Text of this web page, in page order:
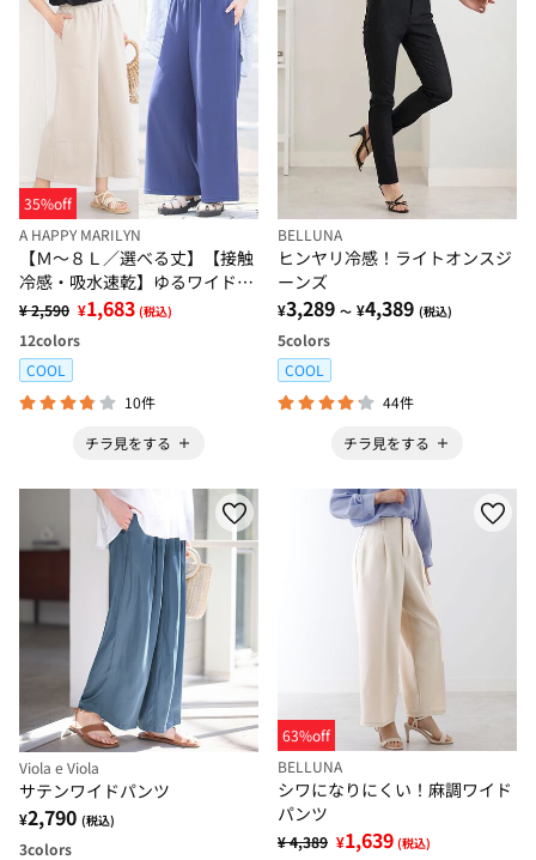
35%off
A HAPPY MARILYN
【Ｍ～８Ｌ／選べる丈】【接触
冷感・吸水速乾】ゆるワイドパ
ンツ
¥ 2,590 ¥1,683 (税込)
12colors
COOL
10件
チラ見をする
BELLUNA
ヒンヤリ冷感！ライトオンスジ
ーンズ
¥3,289 ～ ¥4,389 (税込)
5colors
COOL
44件
チラ見をする
Viola e Viola
サテンワイドパンツ
¥2,790 (税込)
3colors
63%off
BELLUNA
シワになりにくい！麻調ワイド
パンツ
¥ 4,389 ¥1,639 (税込)